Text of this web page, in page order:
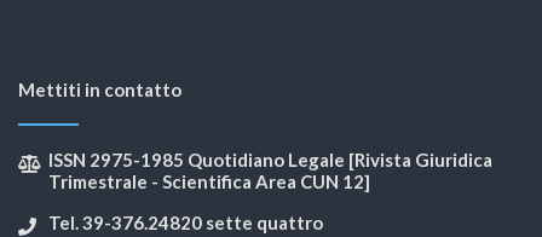
Mettiti in contatto
ISSN 2975-1985 Quotidiano Legale [Rivista Giuridica
Trimestrale - Scientifica Area CUN 12]
Tel. 39-376.24820 sette quattro